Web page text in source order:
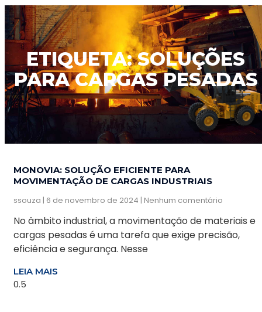
ETIQUETA: SOLUÇÕES
PARA CARGAS PESADAS
MONOVIA: SOLUÇÃO EFICIENTE PARA
MOVIMENTAÇÃO DE CARGAS INDUSTRIAIS
ssouza 6 de novembro de 2024 Nenhum comentário
No âmbito industrial, a movimentação de materiais e
cargas pesadas é uma tarefa que exige precisão,
eficiência e segurança. Nesse
LEIA MAIS